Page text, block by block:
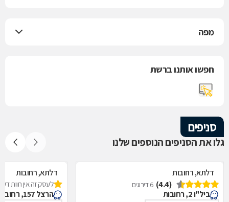
מפה
חפשו אותנו ברשת
סניפים
גלו את הסניפים הנוספים שלנו
דלתא, רחובות
(4.4)
6 דירוגים
ביל"ו 2, רחובות
דלתא, רחובות
לעסק זה אין חוות
הרצל 157, רחובות